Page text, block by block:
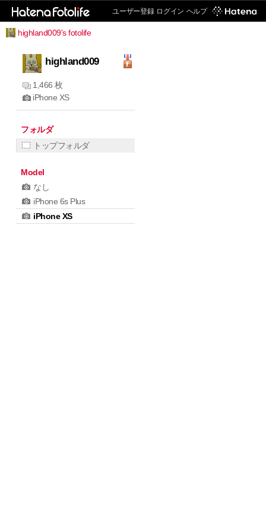
ユーザー登録 ログイン ヘルプ
highland009's fotolife
highland009
1,466 枚
iPhone XS
フォルダ
トップフォルダ
Model
なし
iPhone 6s Plus
iPhone XS